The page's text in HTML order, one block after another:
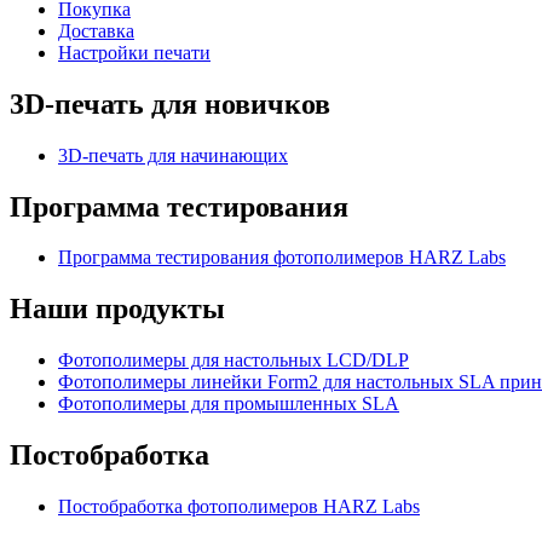
Покупка
Доставка
Настройки печати
3D-печать для новичков
3D-печать для начинающих
Программа тестирования
Программа тестирования фотополимеров HARZ Labs
Наши продукты
Фотополимеры для настольных LCD/DLP
Фотополимеры линейки Form2 для настольных SLA
Фотополимеры для промышленных SLA
Постобработка
Постобработка фотополимеров HARZ Labs